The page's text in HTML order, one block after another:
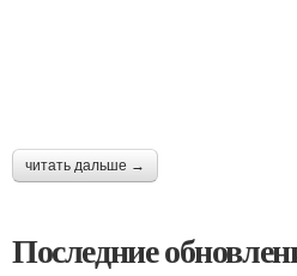
читать дальше →
Последние